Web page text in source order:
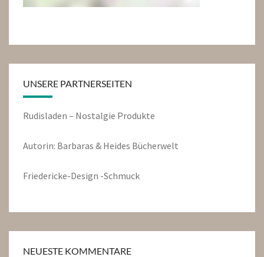
UNSERE PARTNERSEITEN
Rudisladen – Nostalgie Produkte
Autorin: Barbaras & Heides Bücherwelt
Friedericke-Design -Schmuck
NEUESTE KOMMENTARE